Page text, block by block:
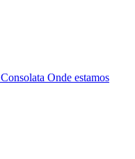
Consolata Onde estamos